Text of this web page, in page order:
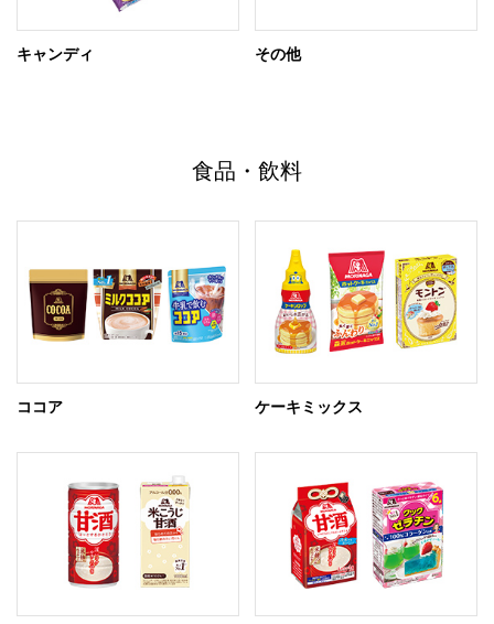
キャンディ その他
食品・飲料
ココア ケーキミックス